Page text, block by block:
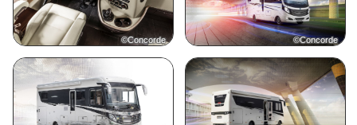
©Concorde ©Concorde